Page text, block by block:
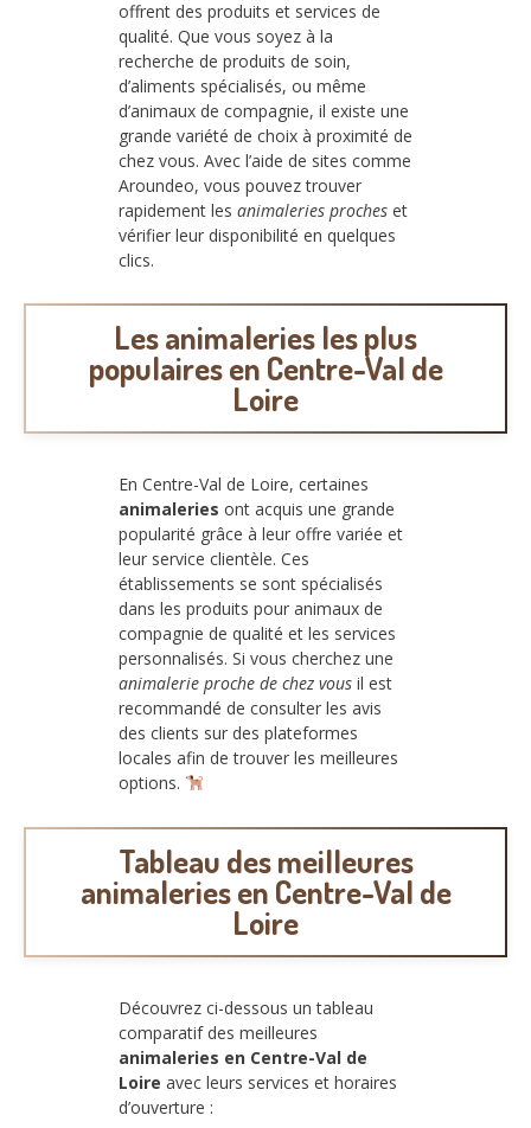
offrent des produits et services de
qualité. Que vous soyez à la
recherche de produits de soin,
d’aliments spécialisés, ou même
d’animaux de compagnie, il existe une
grande variété de choix à proximité de
chez vous. Avec l’aide de sites comme
Aroundeo, vous pouvez trouver
rapidement les animaleries proches et
vérifier leur disponibilité en quelques
clics.
Les animaleries les plus
populaires en Centre-Val de
Loire
En Centre-Val de Loire, certaines
animaleries ont acquis une grande
popularité grâce à leur offre variée et
leur service clientèle. Ces
établissements se sont spécialisés
dans les produits pour animaux de
compagnie de qualité et les services
personnalisés. Si vous cherchez une
animalerie proche de chez vous il est
recommandé de consulter les avis
des clients sur des plateformes
locales afin de trouver les meilleures
options.
Tableau des meilleures
animaleries en Centre-Val de
Loire
Découvrez ci-dessous un tableau
comparatif des meilleures
animaleries en Centre-Val de
Loire avec leurs services et horaires
d’ouverture :